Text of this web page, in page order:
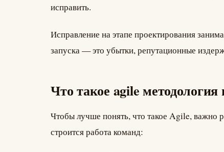
исправить.
Исправление на этапе проектирования
запуска — это убытки, репутационные
Что такое agile
Чтобы лучше понять, что такое Agile, важно
строится работа команд: